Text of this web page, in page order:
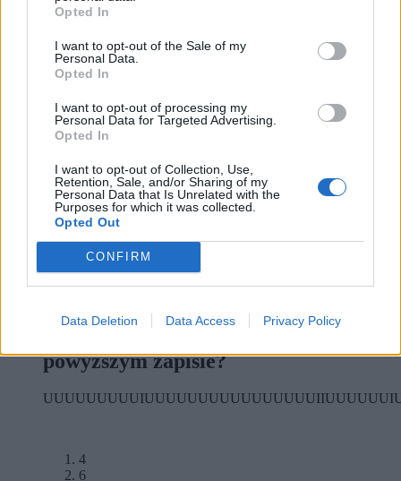
Opted In
I want to opt-out of the Sale of my
Personal Data.
Opted In
I want to opt-out of processing my
Personal Data for Targeted Advertising.
Opted In
I want to opt-out of Collection, Use,
Retention, Sale, and/or Sharing of my
Personal Data that Is Unrelated with the
Purposes for which it was collected.
Opted Out
CONFIRM
Data Deletion Data Access Privacy Policy
Wzgardę
Uciążliwym skutkiem ubocznym
badania miejsca zbrodni jest:
Reaguje z miedzią i substancjami chemicznymi
zawierającymi miedź
Może dawać fałszywe wyniki w pokoju nałogowego
Wszystkie odpowiedzi są właściwe
testów
powyższym zapisie?
4
6